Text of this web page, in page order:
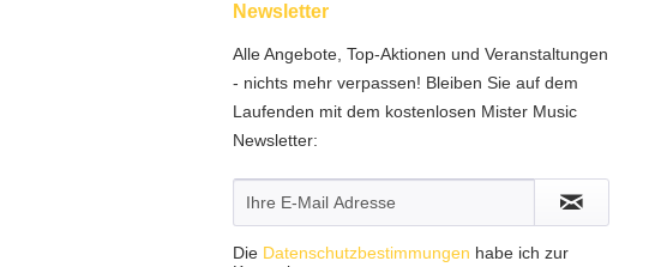
Newsletter
Alle Angebote, Top-Aktionen und Veranstaltungen
- nichts mehr verpassen! Bleiben Sie auf dem
Laufenden mit dem kostenlosen Mister Music
Newsletter:
Die Datenschutzbestimmungen habe ich zur